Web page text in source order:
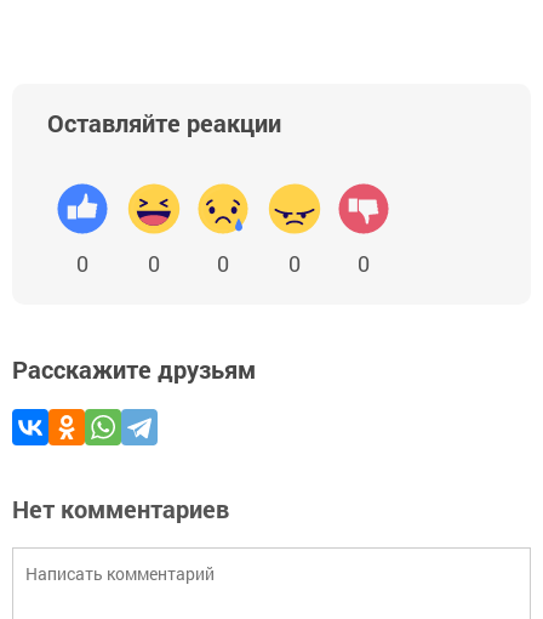
Оставляйте реакции
0 0 0 0 0
Расскажите друзьям
Нет комментариев